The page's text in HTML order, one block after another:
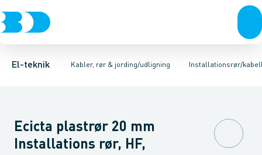
El-teknik Kabler, rør & jording/udligning
Afbrydere, stikkontakter & lampeudtag Forgreningsmateriel
Installationsrør/
Kabler/ledningerInstallationsrør/kabelbeskyttelsesrør
KabelendehætteInstallationsrør plastInstallationsrør metal
Ecicta plastrør 20 mm
Installations rør, HF,